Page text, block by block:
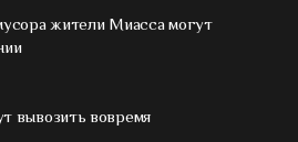
жители Миасса могут
вывозить вовремя